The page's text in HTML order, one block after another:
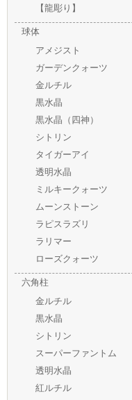
【龍彫り】
球体
アメジスト
ガーデンクォーツ
金ルチル
黒水晶
黒水晶（四神）
シトリン
タイガーアイ
透明水晶
ミルキークォーツ
ムーンストーン
ラピスラズリ
ラリマー
ローズクォーツ
六角柱
金ルチル
黒水晶
シトリン
スーパーファントム
透明水晶
紅ルチル